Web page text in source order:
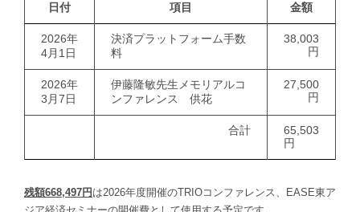
日付 項目 金額
2026年
4月1日
決済プラットフォーム手数
料
38,003
円
2026年
3月7日
伊藤隆敏先生メモリアルコ
ンファレンス 供花
27,500
円
合計
65,503
円
残額668,497円 は2026年度開催のTRIOコンファレンス、EASE東ア